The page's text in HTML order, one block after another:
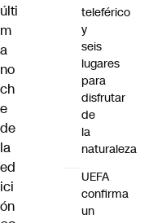
últi
m
a
no
ch
e
de
la
ed
ici
ón
teleférico
y
seis
lugares
para
disfrutar
de
la
naturaleza
UEFA
confirma
un